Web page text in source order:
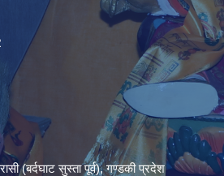
(बर्दघाट सुस्ता पूर्व), गण्डकी प्रदेश